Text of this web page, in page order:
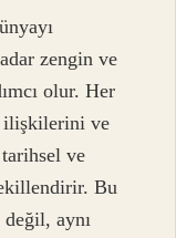
zengin ve
olur. Her
ilişkilerini ve
ve
Bu
aynı